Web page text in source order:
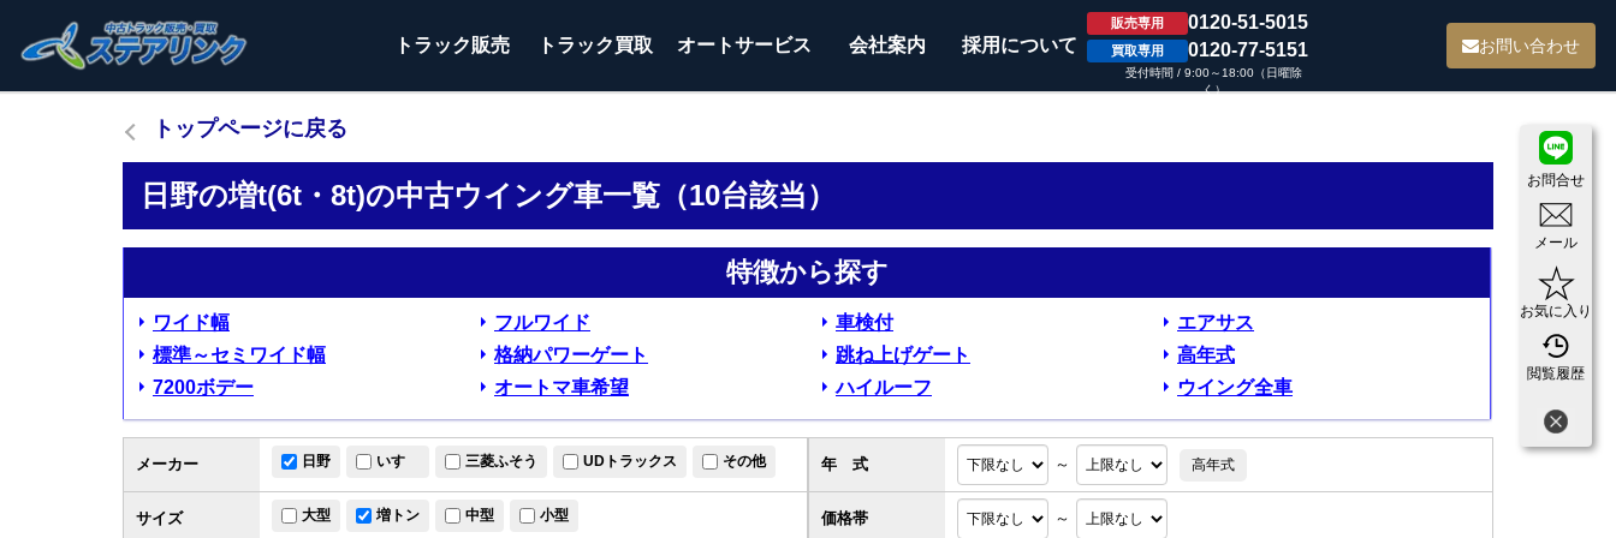
トラック販売 トラック買取 オートサービス 会社案内 採用について
販売専用 0120-51-5015
買取専用 0120-77-5151
受付時間 / 9:00～18:00（日曜除
く）
お問い合わせ
お問合せ
メール
お気に入り
閲覧履歴
トップページに戻る
日野の増t(6t・8t)の中古ウイング車一覧（10台該当）
特徴から探す
ワイド幅
標準～セミワイド幅
7200ボデー
フルワイド
格納パワーゲート
オートマ車希望
車検付
跳ね上げゲート
ハイルーフ
エアサス
高年式
ウイング全車
サイズ 大型 増トン 中型 小型 価格帯 ～
メーカー 日野 いすゞ 三菱ふそう UDトラックス その他 年 式 ～ 高年式